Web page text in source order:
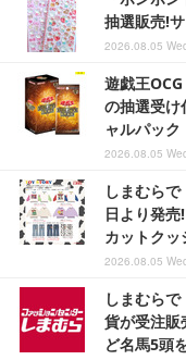
抽選販売!
2026.08.05
遊戯王
の抽選受け
ャルパック
2026.08.05
しまむら
日より発
カットク
2026.08.05
しまむら
貨が受注販
ど名馬5頭